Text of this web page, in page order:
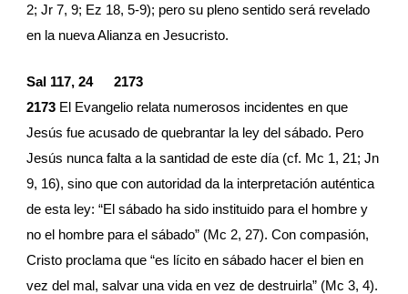
2; Jr 7, 9; Ez 18, 5-9); pero su pleno sentido será revelado
en la nueva Alianza en Jesucristo.
Sal 117, 24
2173
2173 El Evangelio relata numerosos incidentes en que
Jesús fue acusado de quebrantar la ley del sábado. Pero
Jesús nunca falta a la santidad de este día (cf. Mc 1, 21; Jn
9, 16), sino que con autoridad da la interpretación auténtica
de esta ley: “El sábado ha sido instituido para el hombre y
no el hombre para el sábado” (Mc 2, 27). Con compasión,
Cristo proclama que “es lícito en sábado hacer el bien en
vez del mal, salvar una vida en vez de destruirla” (Mc 3, 4).